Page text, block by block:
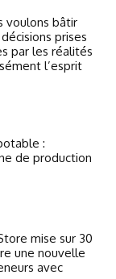
voulons bâtir
prises
par les réalités
l’esprit
:
de production
mise sur 30
une nouvelle
avec